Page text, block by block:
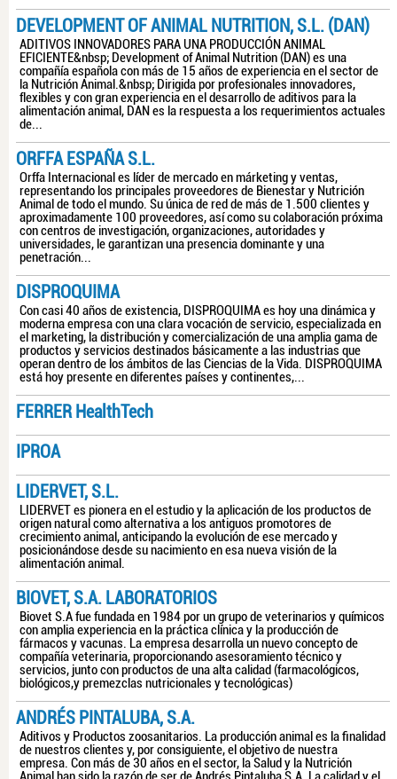
DEVELOPMENT OF ANIMAL NUTRITION, S.L. (DAN)
ADITIVOS INNOVADORES PARA UNA PRODUCCIÓN ANIMAL
EFICIENTE&nbsp; Development of Animal Nutrition (DAN) es una
compañía española con más de 15 años de experiencia en el sector de
la Nutrición Animal.&nbsp; Dirigida por profesionales innovadores,
flexibles y con gran experiencia en el desarrollo de aditivos para la
alimentación animal, DAN es la respuesta a los requerimientos actuales
de...
ORFFA ESPAÑA S.L.
Orffa Internacional es líder de mercado en márketing y ventas,
representando los principales proveedores de Bienestar y Nutrición
Animal de todo el mundo. Su única de red de más de 1.500 clientes y
aproximadamente 100 proveedores, así como su colaboración próxima
con centros de investigación, organizaciones, autoridades y
universidades, le garantizan una presencia dominante y una
penetración...
DISPROQUIMA
Con casi 40 años de existencia, DISPROQUIMA es hoy una dinámica y
moderna empresa con una clara vocación de servicio, especializada en
el marketing, la distribución y comercialización de una amplia gama de
productos y servicios destinados básicamente a las industrias que
operan dentro de los ámbitos de las Ciencias de la Vida. DISPROQUIMA
está hoy presente en diferentes países y continentes,...
FERRER HealthTech
IPROA
LIDERVET, S.L.
LIDERVET es pionera en el estudio y la aplicación de los productos de
origen natural como alternativa a los antiguos promotores de
crecimiento animal, anticipando la evolución de ese mercado y
posicionándose desde su nacimiento en esa nueva visión de la
alimentación animal.
BIOVET, S.A. LABORATORIOS
Biovet S.A fue fundada en 1984 por un grupo de veterinarios y químicos
con amplia experiencia en la práctica clínica y la producción de
fármacos y vacunas. La empresa desarrolla un nuevo concepto de
compañía veterinaria, proporcionando asesoramiento técnico y
servicios, junto con productos de una alta calidad (farmacológicos,
biológicos,y premezclas nutricionales y tecnológicas)
ANDRÉS PINTALUBA, S.A.
Aditivos y Productos zoosanitarios. La producción animal es la finalidad
de nuestros clientes y, por consiguiente, el objetivo de nuestra
empresa. Con más de 30 años en el sector, la Salud y la Nutrición